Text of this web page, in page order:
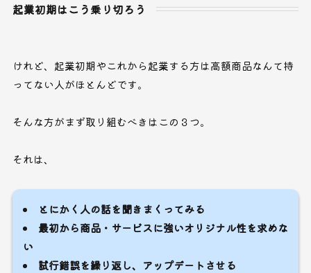
起業初期はこう乗り切ろう
けれど、起業初期やこれから起業する方は高額商品なんて持
ってない人がほとんどです。
そんな方がまず取り組むべきはこの３つ。
それは、
とにかく人の話を聞きまくってみる
最初から商品・サービスに強いオリジナル性を求めな
い
試行錯誤を繰り返し、アップデートさせる